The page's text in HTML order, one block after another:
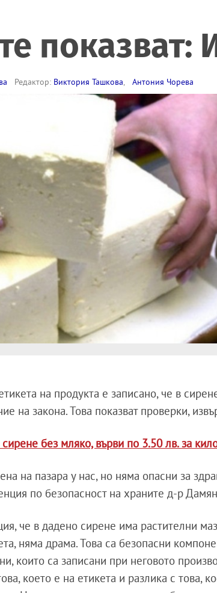
Редактор: Виктория Ташкова, Антония Чорева
на продукта е записано, че в
на закона. Това показват проверки,
без мляко, върви по 3.50 лв. за
на пазара у нас, но няма опасни за
по безопасност на храните д-р
че в дадено сирене има растителни
няма драма. Това са безопасни
които са записани при неговото
което е на етикета и разлика с това,